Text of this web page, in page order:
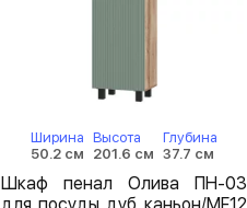
Ширина
50.2 см
Высота
201.6 см
Глубина
37.7 см
Шкаф пенал Олива ПН-03